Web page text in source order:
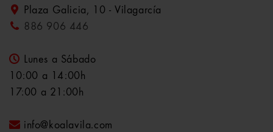
Plaza Galicia, 10 - Vilagarcía
886 906 446
Lunes a Sábado
10:00 a 14:00h
17:00 a 21:00h
info@koalavila.com